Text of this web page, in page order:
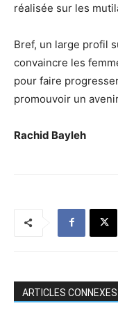
réalisée sur les
Bref, un large profil
convaincre les
pour faire
promouvoir un
Rachid Bayleh
ARTICLES CONNEXES